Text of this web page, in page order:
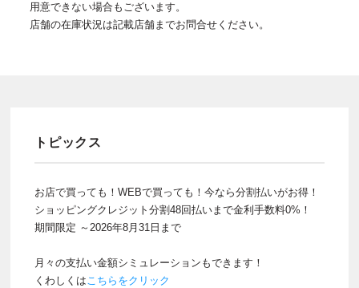
用意できない場合もございます。
店舗の在庫状況は記載店舗までお問合せください。
トピックス
お店で買っても！WEBで買っても！今なら分割払いがお得！
ショッピングクレジット分割48回払いまで金利手数料0%！
期間限定 ～2026年8月31日まで
月々の支払い金額シミュレーションもできます！
くわしくはこちらをクリック